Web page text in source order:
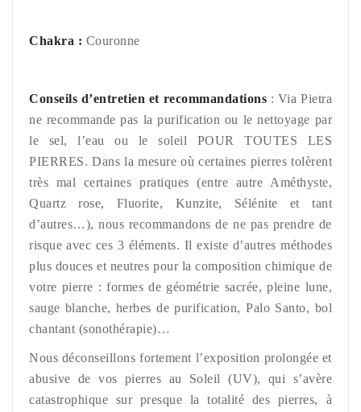
Chakra : Couronne
Conseils d’entretien et recommandations : Via Pietra
ne recommande pas la purification ou le nettoyage par
le sel, l’eau ou le soleil POUR TOUTES LES
PIERRES. Dans la mesure où certaines pierres tolèrent
très mal certaines pratiques (entre autre Améthyste,
Quartz rose, Fluorite, Kunzite, Sélénite et tant
d’autres…), nous recommandons de ne pas prendre de
risque avec ces 3 éléments. Il existe d’autres méthodes
plus douces et neutres pour la composition chimique de
votre pierre : formes de géométrie sacrée, pleine lune,
sauge blanche, herbes de purification, Palo Santo, bol
chantant (sonothérapie)…
Nous déconseillons fortement l’exposition prolongée et
abusive de vos pierres au Soleil (UV), qui s’avère
catastrophique sur presque la totalité des pierres, à